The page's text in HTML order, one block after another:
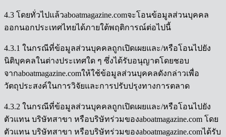
4.3 โดยทั่วไปแล้วaboatmagazine.comจะโอนข้อมูลส่วนบุคคล
ออกนอกประเทศไทยได้ภายใต้พฤติการณ์ต่อไปนี้
4.3.1 ในกรณีที่ข้อมูลส่วนบุคคลถูกเปิดเผยและ/หรือโอนไปยัง
นิติบุคคลในต่างประเทศใด ๆ ซึ่งได้รับอนุญาตโดยชอบ
จากaboatmagazine.comให้ใช้ข้อมูลส่วนบุคคลดังกล่าวเพื่อ
วัตถุประสงค์ในการวิจัยและการปรับปรุงทางการตลาด
4.3.2 ในกรณีที่ข้อมูลส่วนบุคคลถูกเปิดเผยและ/หรือโอนไปยัง
ตัวแทน บริษัทสาขา หรือบริษัทร่วมของaboatmagazine.com โดย
ตัวแทน บริษัทสาขา หรือบริษัทร่วมของaboatmagazine.comได้รับ